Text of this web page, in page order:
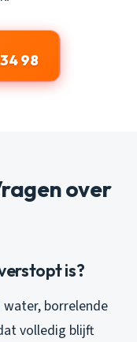
98
over
is?
water, borrelende
volledig blijft